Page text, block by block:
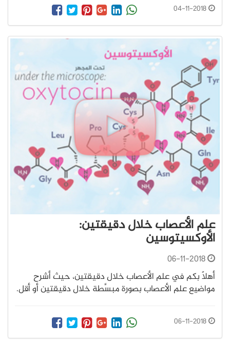
04-11-2018
علم الأعصاب خلال دقيقتين:
الأوكسيتوسين
06-11-2018
أهلًا بكم في علم الأعصاب خلال دقيقتين، حيث أشرح
مواضيع علم الأعصاب بصورة مبسَّطة خلال دقيقتين أو أقل.
06-11-2018